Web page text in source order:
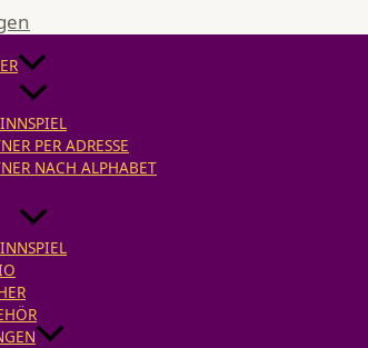
PER ADRESSE
NACH ALPHABET